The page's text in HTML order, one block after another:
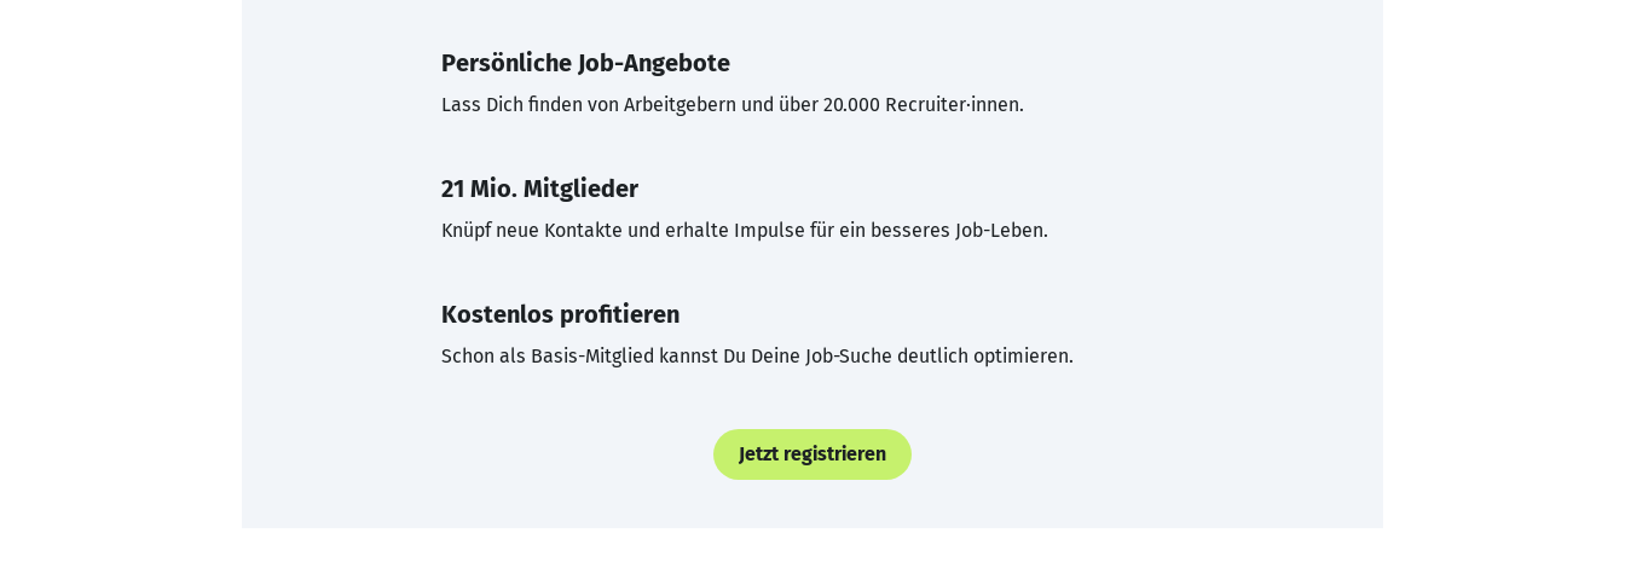
Persönliche Job-Angebote
Lass Dich finden von Arbeitgebern und über 20.000 Recruiter·innen.
21 Mio. Mitglieder
Knüpf neue Kontakte und erhalte Impulse für ein besseres Job-Leben.
Kostenlos profitieren
Schon als Basis-Mitglied kannst Du Deine Job-Suche deutlich optimieren.
Jetzt registrieren